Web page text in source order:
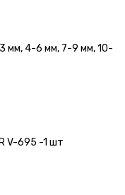
мм, 4-6 мм, 7-9 мм, 10-
V-695 -1 шт